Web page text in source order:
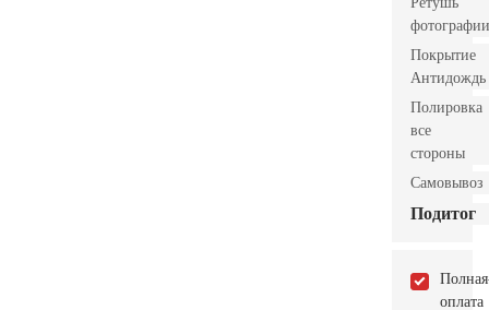
фотографии
Покрытие
Антидождь
Полировка
все
стороны
Самовывоз
Подитог
Полная
оплата